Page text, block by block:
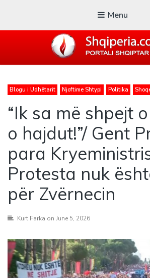
Menu
Blogu i ShqiperiaCom
Blogu i Udhëtarit Njoftime Shtypi Politika
“Ik sa më shpejt
o hajdut!”/ Gent
para
Protesta nuk
për Zvërnecin
Kurt Farka on June 5, 2026